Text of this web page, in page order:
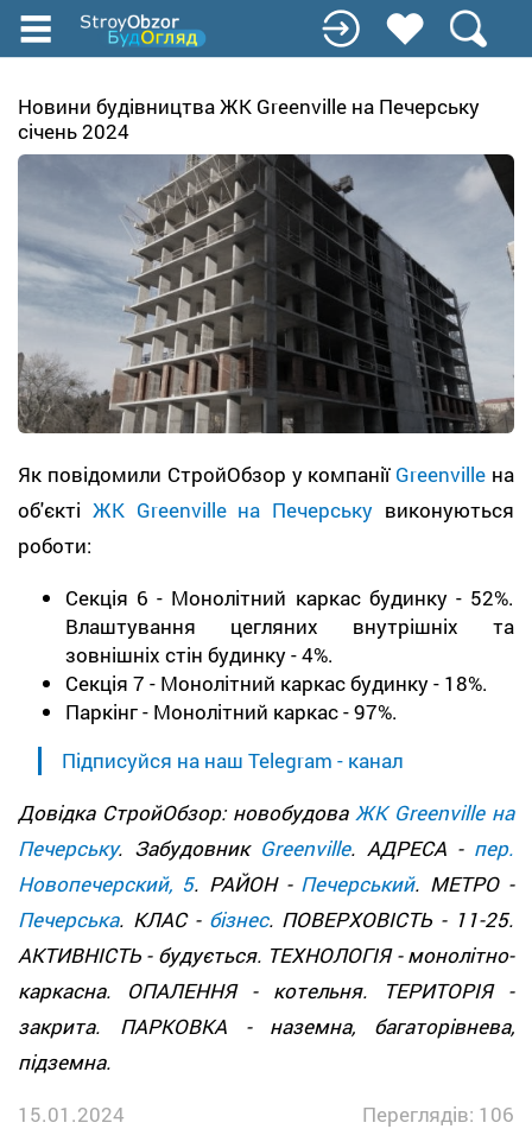
Перейти
до
вмісту
Новини будівництва ЖК Greenville на Печерську
січень 2024
Як повідомили СтройОбзор у компанії Greenville на
об'єкті ЖК Greenville на Печерську виконуються
роботи:
Секція 6 - Монолітний каркас будинку - 52%.
Влаштування цегляних внутрішніх та
зовнішніх стін будинку - 4%.
Секція 7 - Монолітний каркас будинку - 18%.
Паркінг - Монолітний каркас - 97%.
Підписуйся на наш Telegram - канал
Довідка СтройОбзор: новобудова ЖК Greenville на
Печерську. Забудовник Greenville. АДРЕСА - пер.
Новопечерский, 5. РАЙОН - Печерський. МЕТРО -
Печерська. КЛАС - бізнес. ПОВЕРХОВІСТЬ - 11-25.
АКТИВНІСТЬ - будується. ТЕХНОЛОГІЯ - монолітно-
каркасна. ОПАЛЕННЯ - котельня. ТЕРИТОРІЯ -
закрита. ПАРКОВКА - наземна, багаторівнева,
підземна.
15.01.2024
Переглядів: 106